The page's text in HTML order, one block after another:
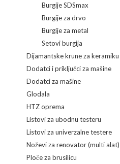
Burgije SDSmax
Burgije za drvo
Burgije za metal
Setovi burgija
Dijamantske krune za keramiku
Dodatci i priključci za mašine
Dodatci za mašine
Glodala
HTZ oprema
Listovi za ubodnu testeru
Listovi za univerzalne testere
Noževi za renovator (multi alat)
Ploče za brusilicu